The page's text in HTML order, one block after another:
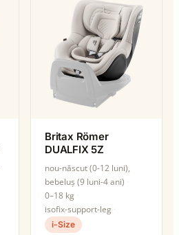
Britax Römer
DUALFIX 5Z
nou-născut (0-12 luni),
bebeluș (9 luni-4 ani)
0–18 kg
isofix-support-leg
i-Size